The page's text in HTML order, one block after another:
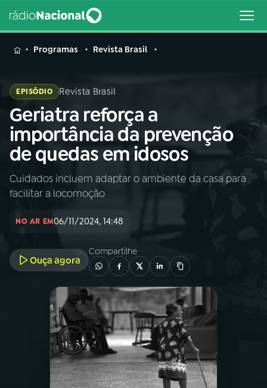
MENU
Buscar
na
Rádio
Nacional
Buscar
AO VIVO
INÍCIO
A RÁDIO
PROGRAMAÇÃO
PROGRAMAS
PODCASTS
Programas Revista Brasil
EPISÓDIO Revista Brasil
Geriatra reforça a
importância da prevenção
de quedas em idosos
Cuidados incluem adaptar o ambiente da casa para
facilitar a locomoção
NO AR EM06/11/2024, 14:48
Ouça agora
Compartilhe